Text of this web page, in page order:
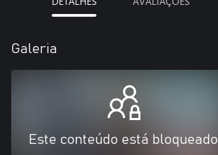
Galeria
Este conteúdo está bloqueado